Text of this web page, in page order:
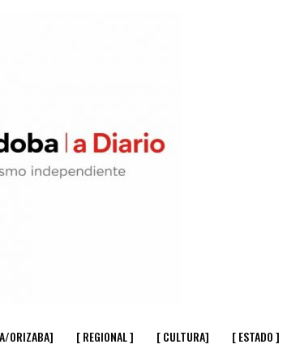
ORIZABA] [ REGIONAL ] [ CULTURA] [ ESTADO ]